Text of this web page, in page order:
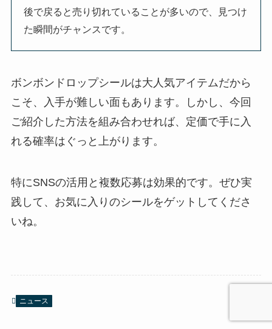
後で戻ると売り切れていることが多いので、見つけ
た瞬間がチャンスです。
ボンボンドロップシールは大人気アイテムだから
こそ、入手が難しい面もあります。しかし、今回
ご紹介した方法を組み合わせれば、定価で手に入
れる確率はぐっと上がります。
特にSNSの活用と複数応募は効果的です。ぜひ実
践して、お気に入りのシールをゲットしてくださ
いね。
ニュース